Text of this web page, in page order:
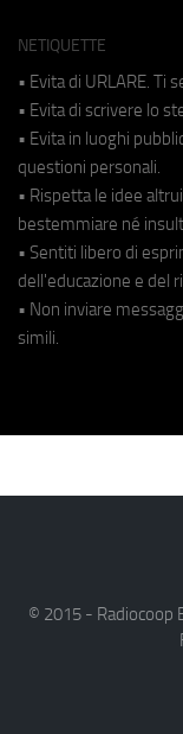
NETIQUETTE
• Evita di URLARE. Ti
• Evita di scrivere lo
• Evita in luoghi
questioni personali.
• Rispetta le idee
bestemmiare né
• Sentiti libero di
dell'educazione e del
• Non inviare
simili.
© 2015 - Radiocoop